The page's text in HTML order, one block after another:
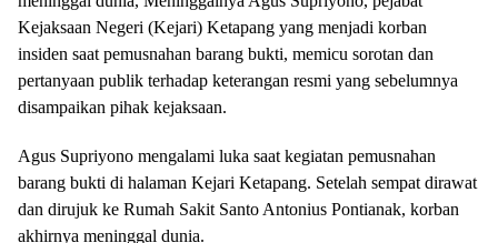
Kejaksaan Negeri (Kejari) Ketapang yang menjadi korban
insiden saat pemusnahan barang bukti, memicu sorotan dan
pertanyaan publik terhadap keterangan resmi yang sebelumnya
disampaikan pihak kejaksaan.
Agus Supriyono mengalami luka saat kegiatan pemusnahan
barang bukti di halaman Kejari Ketapang. Setelah sempat dirawat
dan dirujuk ke Rumah Sakit Santo Antonius Pontianak, korban
akhirnya meninggal dunia.